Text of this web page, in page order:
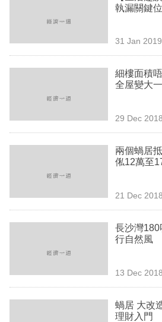
技
生
欄
區
執漏關鍵
31 Jan 2019
細樓面積
全屋變大
29 Dec 2018
兩個蝸居
俬12萬至
21 Dec 2018
長沙灣180
行自然風
13 Dec 2018
蝸居 大改造 5招輕鬆增加空間
理財入門